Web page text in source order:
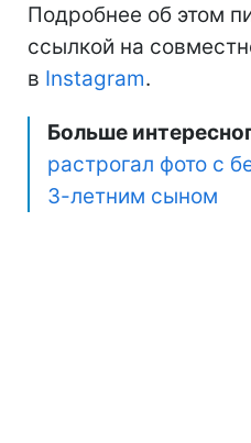
Подробнее об этом
ссылкой на
в Instagram.
Больше
растрогал фото с
3-летним сыном